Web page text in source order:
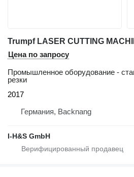
Цена по запросу
Промышленное оборудование -
резки
2017
Германия, Backnang
I-H&S GmbH